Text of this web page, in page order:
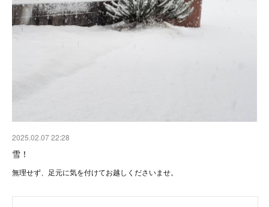
2025.02.07 22:28
雪！
無理せず、足元に気を付けてお越しくださいませ。